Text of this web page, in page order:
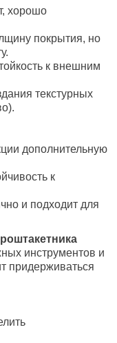
хорошо
покрытия, но
к внешним
текстурных
дополнительную
к
и подходит для
инструментов и
придерживаться